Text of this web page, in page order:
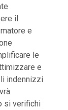
il
e
le
e
indennizzi
si verifichi